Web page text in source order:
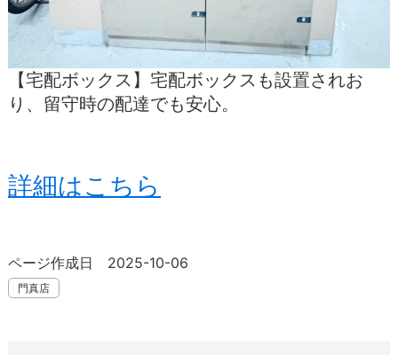
【宅配ボックス】宅配ボックスも設置されお
り、留守時の配達でも安心。
詳細はこちら
ページ作成日 2025-10-06
門真店